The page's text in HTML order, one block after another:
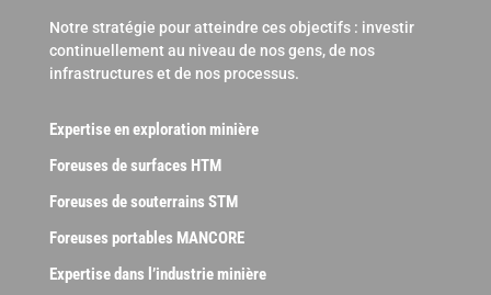
Notre stratégie pour atteindre ces objectifs : investir
continuellement au niveau de nos gens, de nos
infrastructures et de nos processus.
Expertise en exploration minière
Foreuses de surfaces HTM
Foreuses de souterrains STM
Foreuses portables MANCORE
Expertise dans l’industrie minière